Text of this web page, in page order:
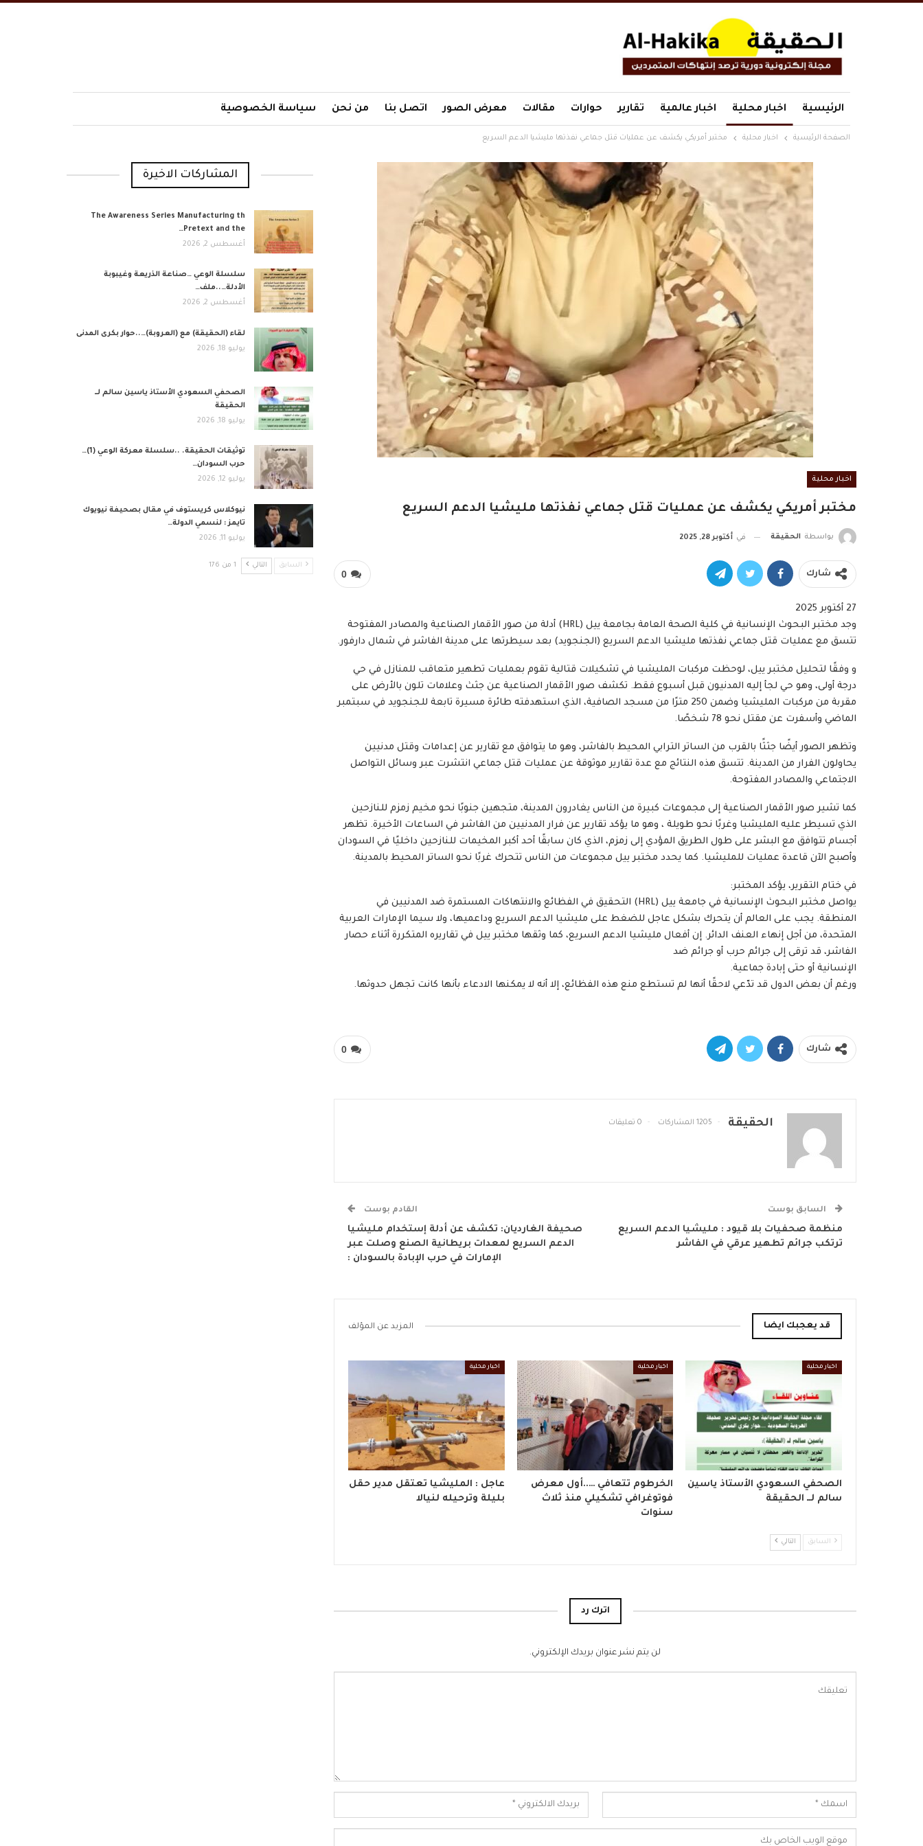
الرئيسية اخبار محلية اخبار عالمية تقارير حوارات مقالات معرض الصور اتصل بنا من نحن سياسة الخصوصية
الصفحة الرئيسية اخبار محلية مختبر أمريكي يكشف عن عمليات قتل جماعي نفذتها مليشيا الدعم السريع
اخبار محلية
مختبر أمريكي يكشف عن عمليات قتل جماعي نفذتها مليشيا الدعم السريع
بواسطة الحقيقة في أكتوبر 28, 2025
0 شارك
27 أكتوبر 2025
وجد مختبر البحوث الإنسانية في كلية الصحة العامة بجامعة ييل (HRL) أدلة من صور الأقمار الصناعية والمصادر المفتوحة
تتسق مع عمليات قتل جماعي نفذتها مليشيا الدعم السريع (الجنجويد) بعد سيطرتها على مدينة الفاشر في شمال دارفور.
و وفقًا لتحليل مختبر ييل، لوحظت مركبات المليشيا في تشكيلات قتالية تقوم بعمليات تطهير متعاقب للمنازل في حي
درجة أولى، وهو حي لجأ إليه المدنيون قبل أسبوع فقط. تكشف صور الأقمار الصناعية عن جثث وعلامات تلون بالأرض على
مقربة من مركبات المليشيا وضمن 250 مترًا من مسجد الصافية، الذي استهدفته طائرة مسيرة تابعة للجنجويد في سبتمبر
الماضي وأسفرت عن مقتل نحو 78 شخصًا.
وتظهر الصور أيضًا جثثًا بالقرب من الساتر الترابي المحيط بالفاشر، وهو ما يتوافق مع تقارير عن إعدامات وقتل مدنيين
يحاولون الفرار من المدينة. تتسق هذه النتائج مع عدة تقارير موثوقة عن عمليات قتل جماعي انتشرت عبر وسائل التواصل
الاجتماعي والمصادر المفتوحة.
كما تشير صور الأقمار الصناعية إلى مجموعات كبيرة من الناس يغادرون المدينة، متجهين جنوبًا نحو مخيم زمزم للنازحين
الذي تسيطر عليه المليشيا وغربًا نحو طويلة ، وهو ما يؤكد تقارير عن فرار المدنيين من الفاشر في الساعات الأخيرة. تظهر
أجسام تتوافق مع البشر على طول الطريق المؤدي إلى زمزم، الذي كان سابقًا أحد أكبر المخيمات للنازحين داخليًا في السودان
وأصبح الآن قاعدة عمليات للمليشيا. كما يحدد مختبر ييل مجموعات من الناس تتحرك غربًا نحو الساتر المحيط بالمدينة.
في ختام التقرير، يؤكد المختبر:
يواصل مختبر البحوث الإنسانية في جامعة ييل (HRL) التحقيق في الفظائع والانتهاكات المستمرة ضد المدنيين في
المنطقة. يجب على العالم أن يتحرك بشكل عاجل للضغط على مليشيا الدعم السريع وداعميها، ولا سيما الإمارات العربية
المتحدة، من أجل إنهاء العنف الدائر. إن أفعال مليشيا الدعم السريع، كما وثقها مختبر ييل في تقاريره المتكررة أثناء حصار
الفاشر، قد ترقى إلى جرائم حرب أو جرائم ضد
الإنسانية أو حتى إبادة جماعية.
ورغم أن بعض الدول قد تدّعي لاحقًا أنها لم تستطع منع هذه الفظائع، إلا أنه لا يمكنها الادعاء بأنها كانت تجهل حدوثها.
0 شارك
الحقيقة 1205 المشاركات 0 تعليقات
السابق بوست
منظمة صحفيات بلا قيود : مليشيا الدعم السريع
ترتكب جرائم تطهير عرقي في الفاشر
القادم بوست
صحيفة ‏الغارديان: تكشف عن أدلة إستخدام مليشيا
الدعم السريع لمعدات بريطانية الصنع وصلت عبر
الإمارات في حرب الإبادة بالسودان :
قد يعجبك ايضا المزيد عن المؤلف
اخبار محلية
الصحفي السعودي الأستاذ ياسين
سالم لــ الحقيقة
اخبار محلية
الخرطوم تتعافي …..أول معرض
فوتوغرافي تشكيلي منذ ثلاث
سنوات
اخبار محلية
عاجل : المليشيا تعتقل مدير حقل
بليلة وترحيله لنيالا
السابق التالي
اترك رد
لن يتم نشر عنوان بريدك الإلكتروني.
المشاركات الاخيرة
The Awareness Series Manufacturing th
Pretext and the…
أغسطس 2, 2026
​سلسلة الوعي …صناعة الذريعة وغيبوبة
الأدلة…..ملف…
أغسطس 2, 2026
لقاء (الحقيقة) مع (العروبة)…..حوار بكرى المدنى
يوليو 18, 2026
الصحفي السعودي الأستاذ ياسين سالم لــ
الحقيقة
يوليو 18, 2026
توثيقات الحقيقة. ..سلسلة معركة الوعي (1)…
حرب السودان…
يوليو 12, 2026
نيوكلاس كريستوف في مقال بصحيفة نيويوك
تايمز : لنسمي الدولة…
يوليو 11, 2026
السابق التالي 1 من 176